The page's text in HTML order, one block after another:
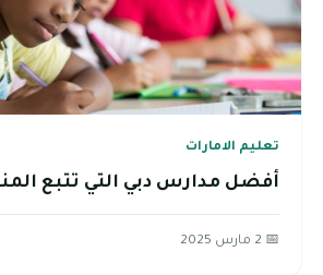
تعليم الامارات
أفضل مدارس دبي التي تتبع
📅 2 مارس 2025